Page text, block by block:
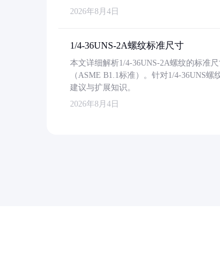
2026年8月4日
1/4-36UNS-2A螺纹标准尺寸
本文详细解析1/4-36UNS-2A螺纹的标准
（ASME B1.1标准）。针对1/4-36UNS
建议与扩展知识。
2026年8月4日